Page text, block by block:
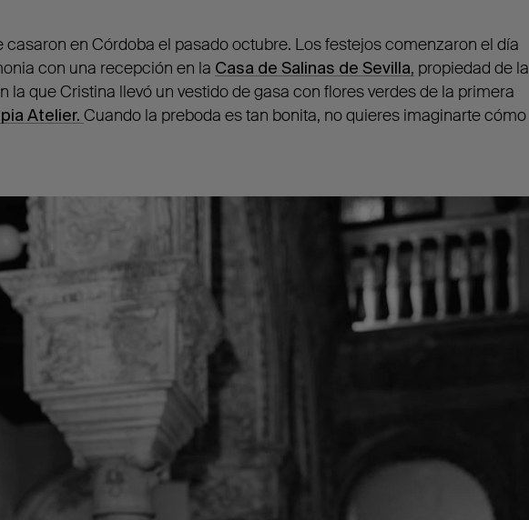
casaron en Córdoba el pasado octubre. Los festejos comenzaron el día
con una recepción en la Casa de Salinas de Sevilla, propiedad de la
la que Cristina llevó un vestido de gasa con flores verdes de la primera
Atelier. Cuando la preboda es tan bonita, no quieres imaginarte cómo